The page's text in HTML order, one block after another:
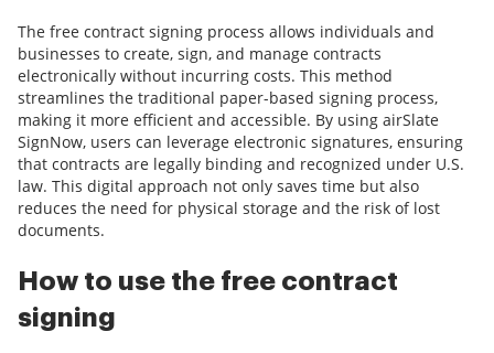
The free contract signing process allows individuals and
businesses to create, sign, and manage contracts
electronically without incurring costs. This method
streamlines the traditional paper-based signing process,
making it more efficient and accessible. By using airSlate
SignNow, users can leverage electronic signatures, ensuring
that contracts are legally binding and recognized under U.S.
law. This digital approach not only saves time but also
reduces the need for physical storage and the risk of lost
documents.
How to use the free contract
signing